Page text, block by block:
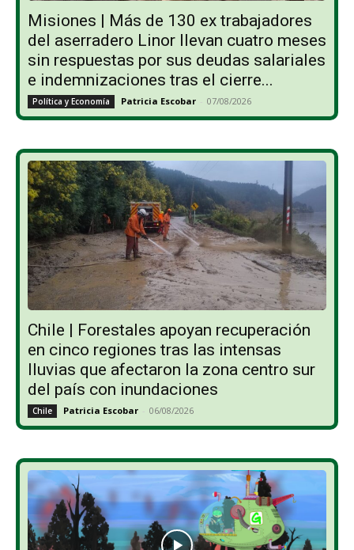
Misiones | Más de 130 ex trabajadores
del aserradero Linor llevan cuatro meses
sin respuestas por sus deudas salariales
e indemnizaciones tras el cierre...
Política y Economía Patricia Escobar - 07/08/2026
Chile | Forestales apoyan recuperación
en cinco regiones tras las intensas
lluvias que afectaron la zona centro sur
del país con inundaciones
Chile Patricia Escobar - 06/08/2026